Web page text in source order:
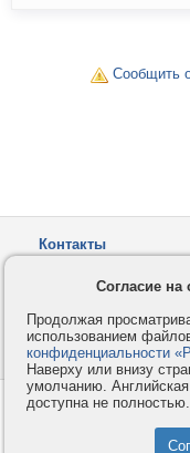
Сообщить
Контакты
Как оплатить
© 2008-2026
Согласие на
Продолжая
использованием
конфиденциальности
Наверху или внизу
умолчанию.
доступна не полностью.